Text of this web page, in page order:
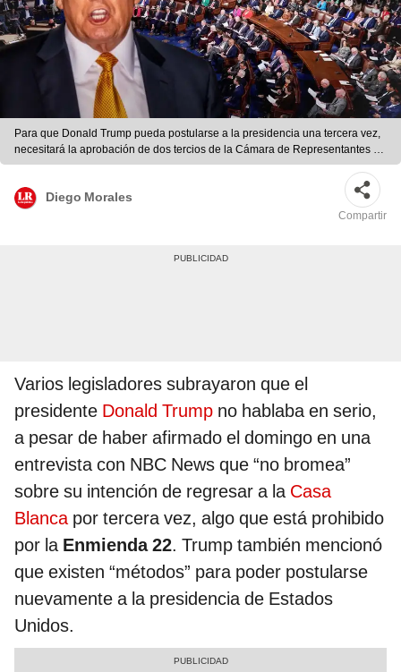
Para que Donald Trump pueda postularse a la presidencia una tercera vez,
necesitará la aprobación de dos tercios de la Cámara de Representantes y
del Senado. Foto: composición LR/EFE.
Diego Morales
Compartir
Varios legisladores subrayaron que el
presidente Donald Trump no hablaba en serio,
a pesar de haber afirmado el domingo en una
entrevista con NBC News que “no bromea”
sobre su intención de regresar a la Casa
Blancapor tercera vez, algo que está prohibido
por la Enmienda 22. Trump también mencionó
que existen “métodos” para poder postularse
nuevamente a la presidencia de Estados
Unidos.